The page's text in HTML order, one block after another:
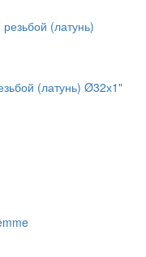
(латунь) Ø32х1"